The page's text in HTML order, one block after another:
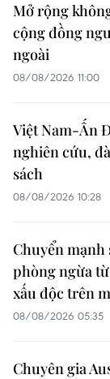
Mở rộng
cộng đồng
ngoài
08/08/2026 11:00
Việt Nam-Ấn
nghiên cứu,
sách
08/08/2026 10:28
Chuyển mạnh
phòng ngừa
xấu độc trên
08/08/2026 05:35
Chuyên gia